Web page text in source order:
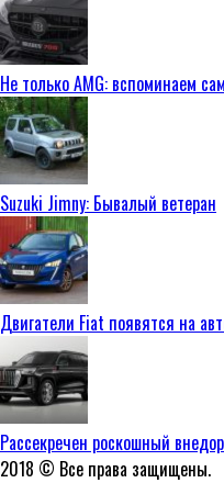
Не только AMG: вспоминаем
Suzuki Jimny: Бывалый ветеран
Двигатели Fiat появятся на
Рассекречен роскошный
2018 © Все права защищены.